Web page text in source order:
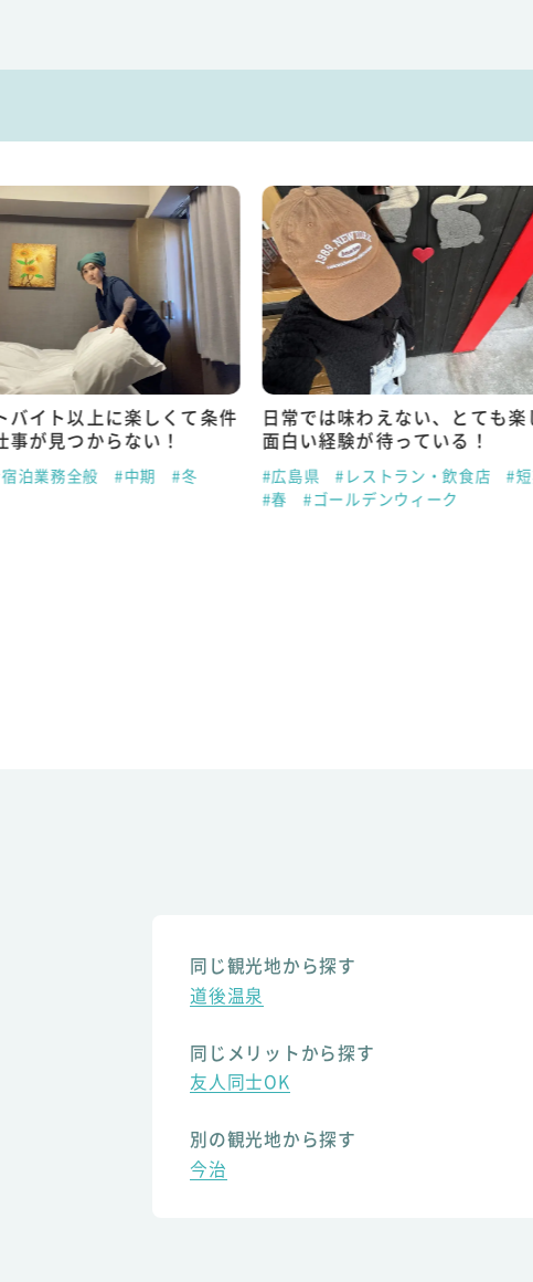
バイト以上に楽しくて条件
事が見つからない！
泊業務全般 #中期 #冬
日常では味わえない、とても楽
面白い経験が待っている！
#広島県 #レストラン・飲食店
#
#春
#ゴールデンウィーク
同じ観光地から探す
道後温泉
同じメリットから探す
友人同士OK
別の観光地から探す
今治